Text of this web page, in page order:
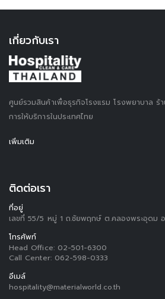
เกี่ยวกับเรา
ศูนย์รวมสินค้าเพื่อธุรกิจโรงแรม โรงพยาบาล ร้
การให้บริการในประเทศไทย
เพิ่มเติม
ติดต่อเรา
ที่อยู่
เลขที่ 55/5 หมู่ 1 ถ.ชัยพฤกษ์ ต.คลองพระอุดม อ
โทรศัพท์
Head Office: 02-501-6300
Call Center: 062-598-0333
อีเมล์
hospitality@materialworld.co.th